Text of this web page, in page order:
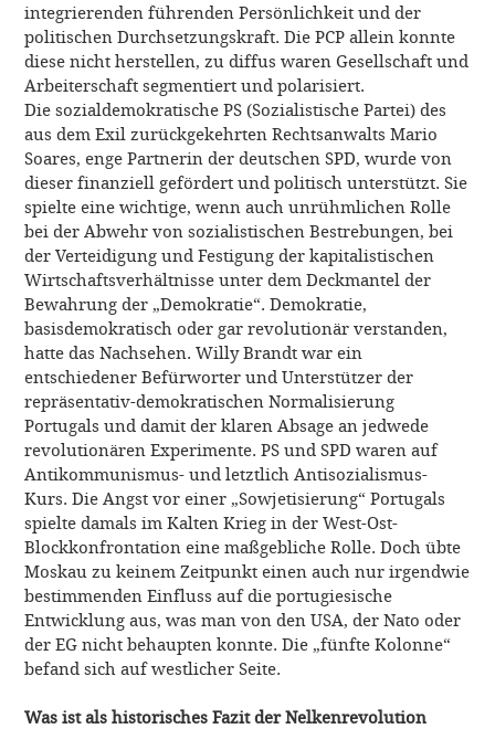
integrierenden führenden Persönlichkeit und der
politischen Durchsetzungskraft. Die PCP allein konnte
diese nicht herstellen, zu diffus waren Gesellschaft und
Arbeiterschaft segmentiert und polarisiert.
Die sozialdemokratische PS (Sozialistische Partei) des
aus dem Exil zurückgekehrten Rechtsanwalts Mario
Soares, enge Partnerin der deutschen SPD, wurde von
dieser finanziell gefördert und politisch unterstützt. Sie
spielte eine wichtige, wenn auch unrühmlichen Rolle
bei der Abwehr von sozialistischen Bestrebungen, bei
der Verteidigung und Festigung der kapitalistischen
Wirtschaftsverhältnisse unter dem Deckmantel der
Bewahrung der „Demokratie“. Demokratie,
basisdemokratisch oder gar revolutionär verstanden,
hatte das Nachsehen. Willy Brandt war ein
entschiedener Befürworter und Unterstützer der
repräsentativ-demokratischen Normalisierung
Portugals und damit der klaren Absage an jedwede
revolutionären Experimente. PS und SPD waren auf
Antikommunismus- und letztlich Antisozialismus-
Kurs. Die Angst vor einer „Sowjetisierung“ Portugals
spielte damals im Kalten Krieg in der West-Ost-
Blockkonfrontation eine maßgebliche Rolle. Doch übte
Moskau zu keinem Zeitpunkt einen auch nur irgendwie
bestimmenden Einfluss auf die portugiesische
Entwicklung aus, was man von den USA, der Nato oder
der EG nicht behaupten konnte. Die „fünfte Kolonne“
befand sich auf westlicher Seite.
Was ist als historisches Fazit der Nelkenrevolution